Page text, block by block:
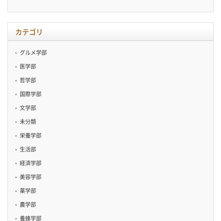
イ
カテゴリ
グルメ学部
医学部
哲学部
国際学部
文学部
未分類
栄養学部
生活部
経済学部
美容学部
薬学部
農学部
養蜂学部